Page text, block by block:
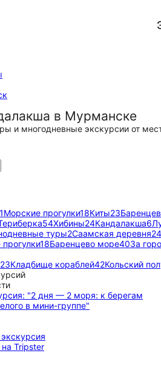
в Мурманске
и многодневные экскурсии от
1Морские прогулки18Киты23
54Хибины24Кандалакша6
туры2Саамская деревня24
18Баренцево море40За
23Кладбище кораблей42Кольский